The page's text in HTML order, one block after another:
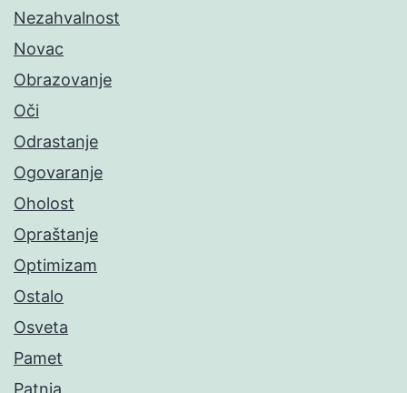
Nezahvalnost
Novac
Obrazovanje
Oči
Odrastanje
Ogovaranje
Oholost
Opraštanje
Optimizam
Ostalo
Osveta
Pamet